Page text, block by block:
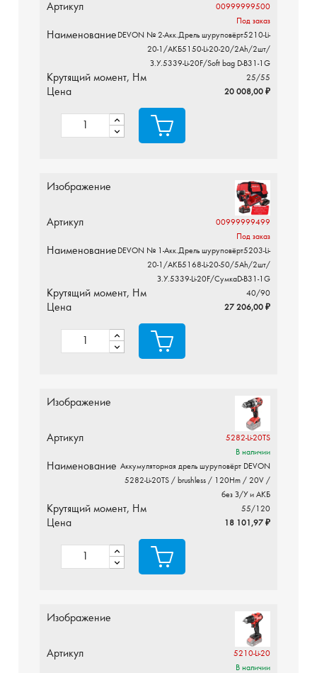
Артикул
00999999500
Под заказ
Наименование DEVON № 2-Акк.Дрель шуруповёрт5210-Li-
20-1/АКБ5150-Li-20-20/2Ah/2шт/
З.У.5339-Li-20F/Soft bag D-B31-1G
Крутящий момент, Нм 25/55
Цена 20 008,00 ₽
Изображение
Артикул
00999999499
Под заказ
Наименование DEVON № 1-Акк.Дрель шуруповёрт5203-Li-
20-1/АКБ5168-Li-20-50/5Ah/2шт/
З.У.5339-Li-20F/СумкаD-B31-1G
Крутящий момент, Нм 40/90
Цена 27 206,00 ₽
Изображение
Артикул
5282-Li-20TS
В наличии
Наименование Аккумуляторная дрель шуруповёрт DEVON
5282-Li-20TS / brushless / 120Hm / 20V /
без З/У и АКБ
Крутящий момент, Нм 55/120
Цена 18 101,97 ₽
Изображение
Артикул
5210-Li-20
В наличии